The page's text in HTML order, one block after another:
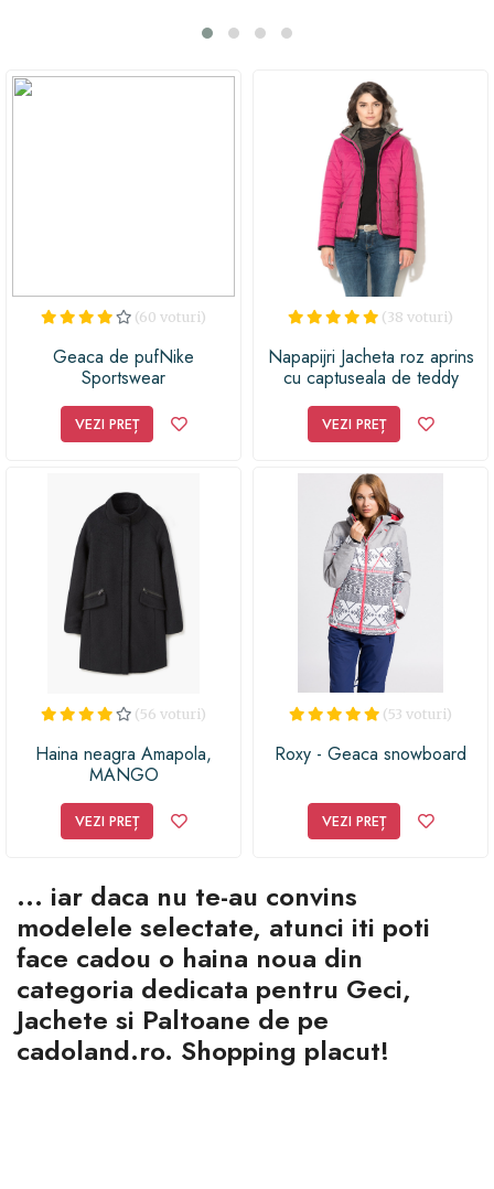
Geox!
(60 voturi)
Geaca de pufNike
Sportswear
VEZI PREȚ
(38 voturi)
Napapijri Jacheta roz aprins
cu captuseala de teddy
VEZI PREȚ
(56 voturi)
Haina neagra Amapola,
MANGO
VEZI PREȚ
(53 voturi)
Roxy - Geaca snowboard
VEZI PREȚ
... iar daca nu te-au convins
modelele selectate, atunci iti poti
face cadou o haina noua din
categoria dedicata pentru Geci,
Jachete si Paltoane de pe
cadoland.ro. Shopping placut!